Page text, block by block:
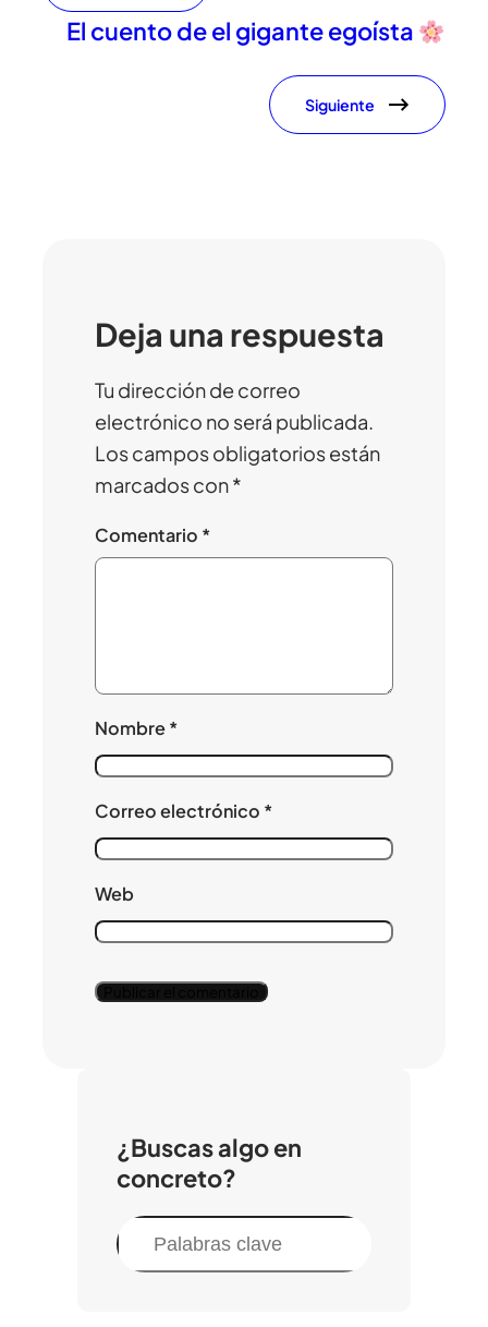
El cuento de el gigante egoísta
Siguiente
Deja una respuesta
Tu dirección de correo
electrónico no será publicada.
Los campos obligatorios están
marcados con*
Comentario *
Nombre*
Correo electrónico *
Web
¿Buscas algo en
concreto?
B
u